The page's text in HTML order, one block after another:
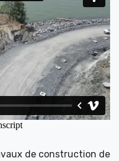
de construction de